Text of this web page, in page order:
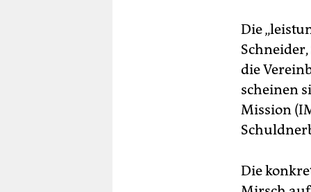
Die
die
scheinen
Mission
Die